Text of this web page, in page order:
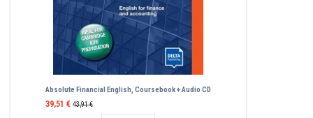
Absolute Financial English, Coursebook + Audio CD
39,51 € 43,91 €